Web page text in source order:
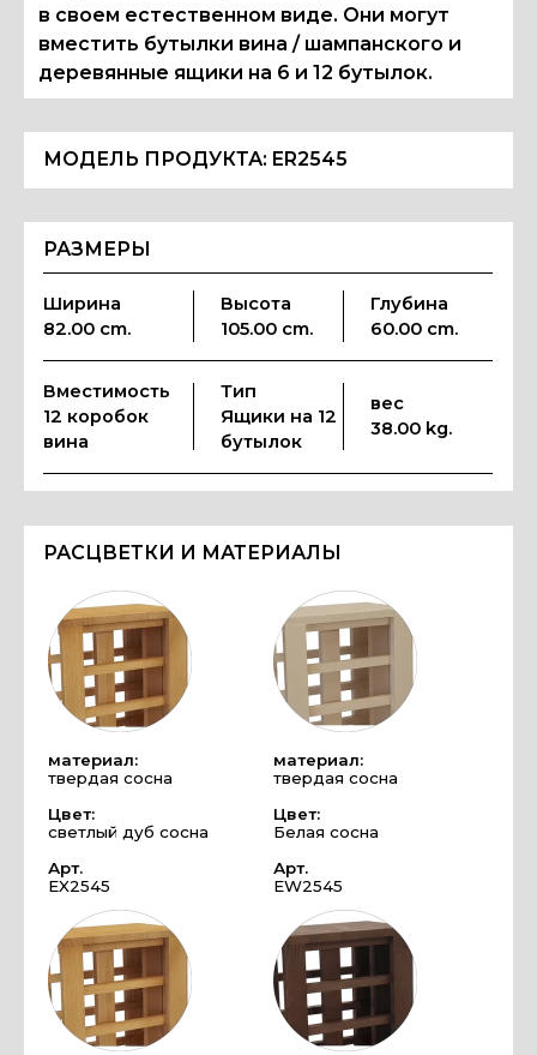
в своем естественном виде. Они могут
вместить бутылки вина / шампанского и
деревянные ящики на 6 и 12 бутылок.
МОДЕЛЬ ПРОДУКТА: ER2545
РАЗМЕРЫ
Ширина
82.00 cm.
Высота
105.00 cm.
Глубина
60.00 cm.
Вместимость
12 коробок
вина
Тип
Ящики на 12
бутылок
вес
38.00 kg.
РАСЦВЕТКИ И МАТЕРИАЛЫ
материал:
твердая сосна
Цвет:
светлый дуб сосна
Арт.
EX2545
материал:
твердая сосна
Цвет:
Белая сосна
Арт.
EW2545